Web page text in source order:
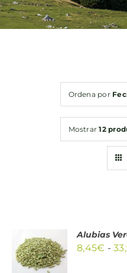
Bebidas
Ordena por
Mostrar12
SELECCIONAR
OPCIONES
ESTE
/
Alubias
8,45€ -